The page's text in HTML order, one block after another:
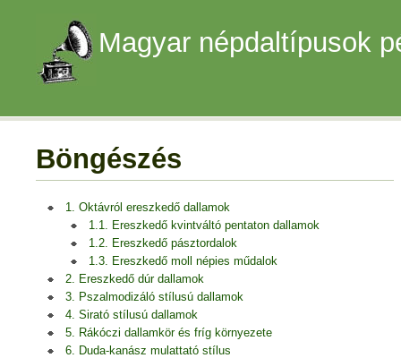
Magyar népdaltípusok
Böngészés
1. Oktávról ereszkedő dallamok
1.1. Ereszkedő kvintváltó pentaton dallamok
1.2. Ereszkedő pásztordalok
1.3. Ereszkedő moll népies műdalok
2. Ereszkedő dúr dallamok
3. Pszalmodizáló stílusú dallamok
4. Sirató stílusú dallamok
5. Rákóczi dallamkör és fríg környezete
6. Duda-kanász mulattató stílus